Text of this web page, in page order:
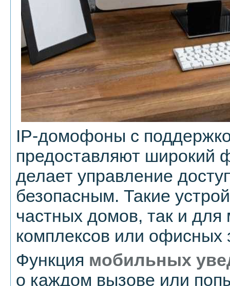
IP-домофоны с
предоставляют широкий
делает управление
безопасным. Такие
частных домов, так и для
комплексов или офисных
Функция мобильных
о каждом вызове или